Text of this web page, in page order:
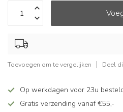
Toevoegen om te vergelijken Deel
Op werkdagen voor 23u
Gratis verzending vanaf €55,-